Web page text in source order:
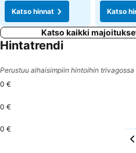
Katso hinnat
Katso
Katso kaikki
Hintatrendi
Perustuu alhaisimpiin hintoihin
0 €
0 €
0 €